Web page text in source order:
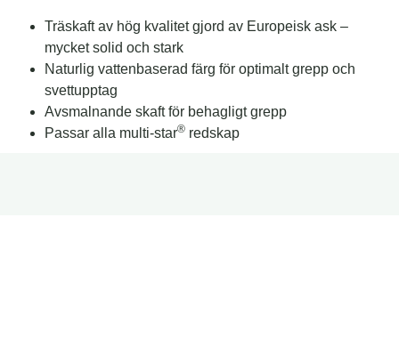
Träskaft av hög kvalitet gjord av Europeisk ask –
mycket solid och stark
Naturlig vattenbaserad färg för optimalt grepp och
svettupptag
Avsmalnande skaft för behagligt grepp
Passar alla multi-star® redskap